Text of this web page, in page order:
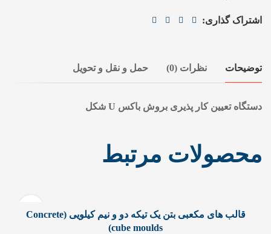
اشتراک گذاری:
توضیحات نظرات (0) حمل و نقل و تحویل
دستگاه تعیین کار پذیری بروش باکس U شکل
محصولات مرتبط
قالب های مکعبی بتن یک تیکه دو و نیم کیلویی (Concrete
cube moulds)